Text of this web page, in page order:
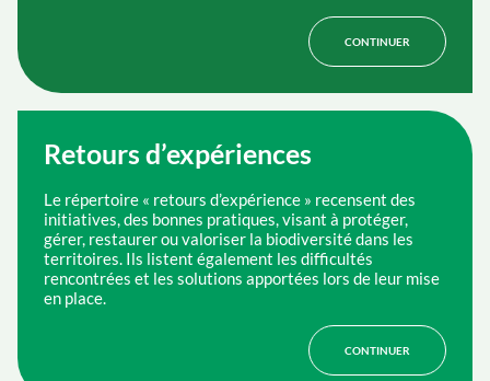
CONTINUER
Retours d’expériences
Le répertoire « retours d’expérience » recensent des
initiatives, des bonnes pratiques, visant à protéger,
gérer, restaurer ou valoriser la biodiversité dans les
territoires. Ils listent également les difficultés
rencontrées et les solutions apportées lors de leur mise
en place.
CONTINUER